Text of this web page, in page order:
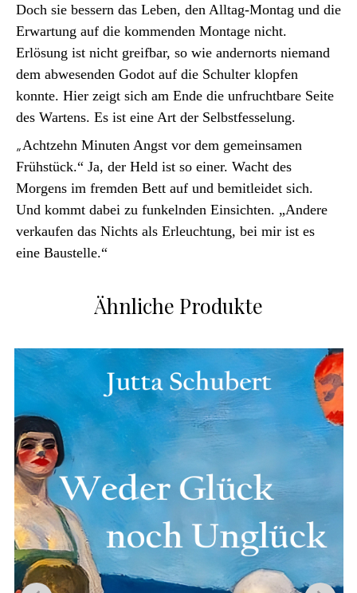
Doch sie bessern das Leben, den Alltag-Montag und die
Erwartung auf die kommenden Montage nicht.
Erlösung ist nicht greifbar, so wie andernorts niemand
dem abwesenden Godot auf die Schulter klopfen
konnte. Hier zeigt sich am Ende die unfruchtbare Seite
des Wartens. Es ist eine Art der Selbstfesselung.
„Achtzehn Minuten Angst vor dem gemeinsamen
Frühstück.“ Ja, der Held ist so einer. Wacht des
Morgens im fremden Bett auf und bemitleidet sich.
Und kommt dabei zu funkelnden Einsichten. „Andere
verkaufen das Nichts als Erleuchtung, bei mir ist es
eine Baustelle.“
Ähnliche Produkte